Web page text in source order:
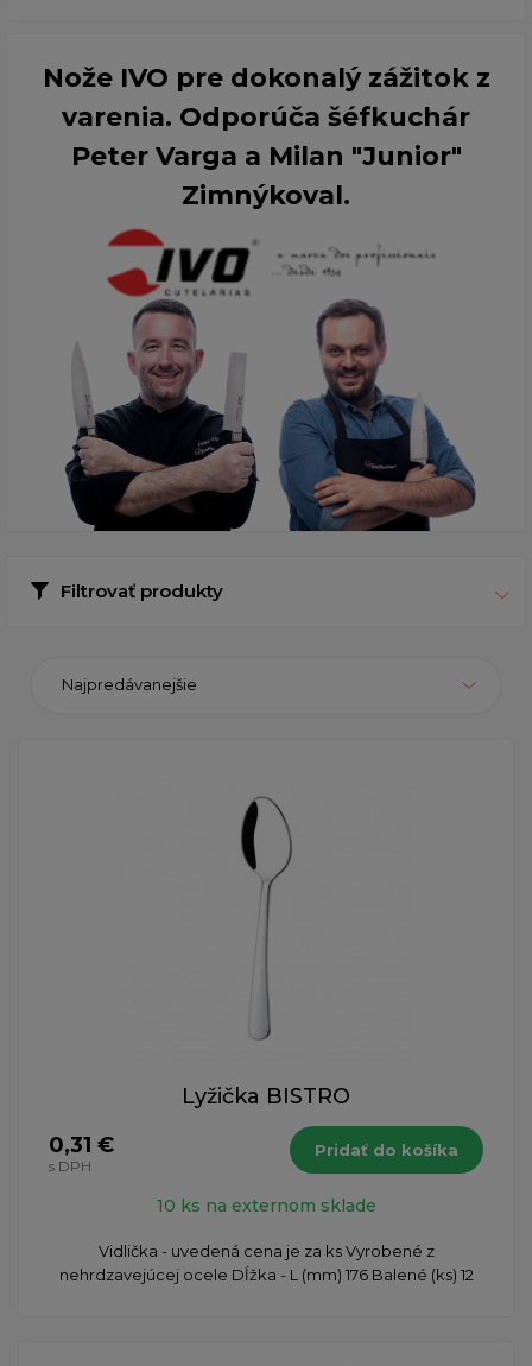
Nože IVO pre dokonalý zážitok z
varenia. Odporúča šéfkuchár
Peter Varga a Milan "Junior"
Zimnýkoval.
Filtrovať produkty
Najpredávanejšie
Lyžička BISTRO
0,31 €
s DPH
Pridať do košíka
10 ks na externom sklade
Vidlička - uvedená cena je za ks Vyrobené z
nehrdzavejúcej ocele Dĺžka - L (mm) 176 Balené (ks) 12